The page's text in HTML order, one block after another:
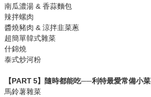
南瓜濃湯 & 香蒜麵包
辣拌螺肉
醬燒豬肉 & 涼拌韭菜蔥
超簡單韓式雜菜
什錦燒
泰式炒河粉
【PART 5】隨時都能吃──利特最愛常備小菜
馬鈴薯雜菜